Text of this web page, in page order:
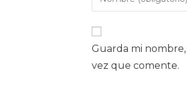
Guarda mi
vez que comente.